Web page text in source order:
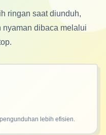
ringan saat diunduh,
nyaman dibaca melalui
lebih efisien.